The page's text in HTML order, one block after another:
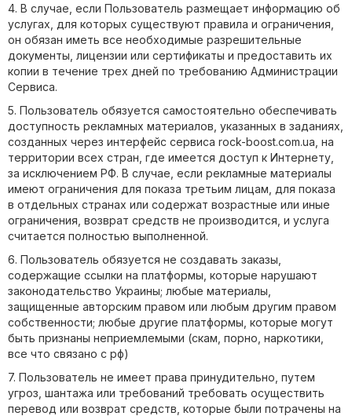
4. В случае, если Пользователь размещает информацию об
услугах, для которых существуют правила и ограничения,
он обязан иметь все необходимые разрешительные
документы, лицензии или сертификаты и предоставить их
копии в течение трех дней по требованию Администрации
Сервиса.
5. Пользователь обязуется самостоятельно обеспечивать
доступность рекламных материалов, указанных в заданиях,
созданных через интерфейс сервиса rock-boost.com.ua, на
территории всех стран, где имеется доступ к Интернету,
за исключением РФ. В случае, если рекламные материалы
имеют ограничения для показа третьим лицам, для показа
в отдельных странах или содержат возрастные или иные
ограничения, возврат средств не производится, и услуга
считается полностью выполненной.
6. Пользователь обязуется не создавать заказы,
содержащие ссылки на платформы, которые нарушают
законодательство Украины; любые материалы,
защищенные авторским правом или любым другим правом
собственности; любые другие платформы, которые могут
быть признаны неприемлемыми (скам, порно, наркотики,
все что связано с рф)
7. Пользователь не имеет права принудительно, путем
угроз, шантажа или требований требовать осуществить
перевод или возврат средств, которые были потрачены на